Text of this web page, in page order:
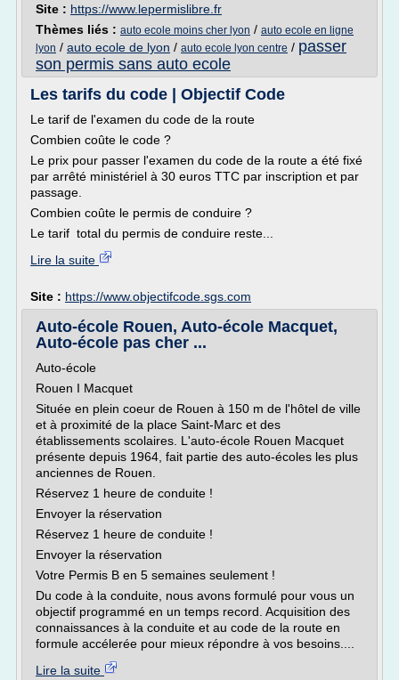
Site : https://www.lepermislibre.fr
Thèmes liés : auto ecole moins cher lyon / auto ecole en ligne
lyon / auto ecole de lyon / auto ecole lyon centre / passer
son permis sans auto ecole
Les tarifs du code | Objectif Code
Le tarif de l'examen du code de la route
Combien coûte le code ?
Le prix pour passer l'examen du code de la route a été fixé
par arrêté ministériel à 30 euros TTC par inscription et par
passage.
Combien coûte le permis de conduire ?
Le tarif total du permis de conduire reste...
Lire la suite
Site : https://www.objectifcode.sgs.com
Auto-école Rouen, Auto-école Macquet,
Auto-école pas cher ...
Auto-école
Rouen I Macquet
Située en plein coeur de Rouen à 150 m de l'hôtel de ville
et à proximité de la place Saint-Marc et des
établissements scolaires. L'auto-école Rouen Macquet
présente depuis 1964, fait partie des auto-écoles les plus
anciennes de Rouen.
Réservez 1 heure de conduite !
Envoyer la réservation
Réservez 1 heure de conduite !
Envoyer la réservation
Votre Permis B en 5 semaines seulement !
Du code à la conduite, nous avons formulé pour vous un
objectif programmé en un temps record. Acquisition des
connaissances à la conduite et au code de la route en
formule accélerée pour mieux répondre à vos besoins....
Lire la suite